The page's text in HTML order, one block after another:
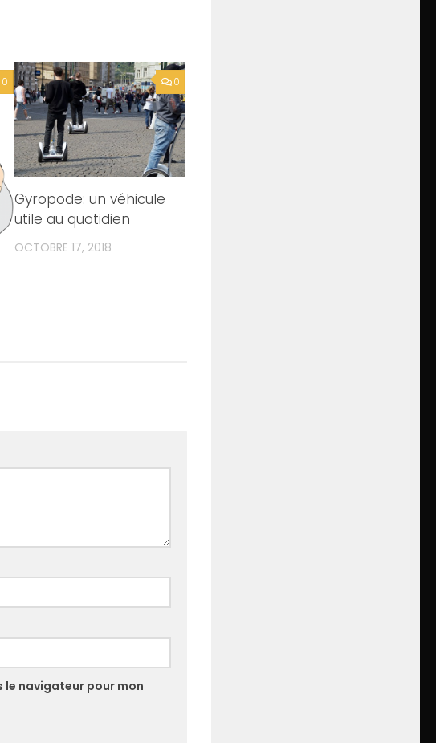
0 0
Gyropode: un véhicule
utile au quotidien
OCTOBRE 17, 2018
le navigateur pour mon